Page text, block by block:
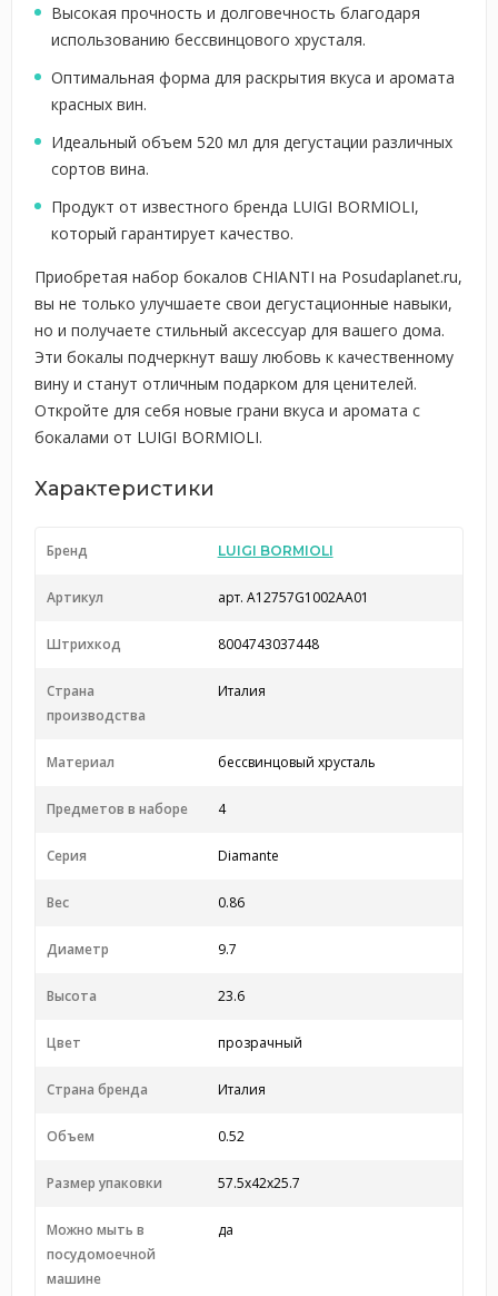
Высокая прочность и долговечность благодаря
использованию бессвинцового хрусталя.
Оптимальная форма для раскрытия вкуса и аромата
красных вин.
Идеальный объем 520 мл для дегустации различных
сортов вина.
Продукт от известного бренда LUIGI BORMIOLI,
который гарантирует качество.
Приобретая набор бокалов CHIANTI на Posudaplanet.ru,
вы не только улучшаете свои дегустационные навыки,
но и получаете стильный аксессуар для вашего дома.
Эти бокалы подчеркнут вашу любовь к качественному
вину и станут отличным подарком для ценителей.
Откройте для себя новые грани вкуса и аромата с
бокалами от LUIGI BORMIOLI.
Характеристики
Бренд LUIGI BORMIOLI
Артикул арт. A12757G1002AA01
Штрихкод 8004743037448
Страна
производства
Италия
Материал бессвинцовый хрусталь
Предметов в наборе 4
Серия Diamante
Вес 0.86
Диаметр 9.7
Высота 23.6
Цвет прозрачный
Страна бренда Италия
Объем 0.52
Размер упаковки 57.5x42x25.7
Можно мыть в
посудомоечной
машине
да